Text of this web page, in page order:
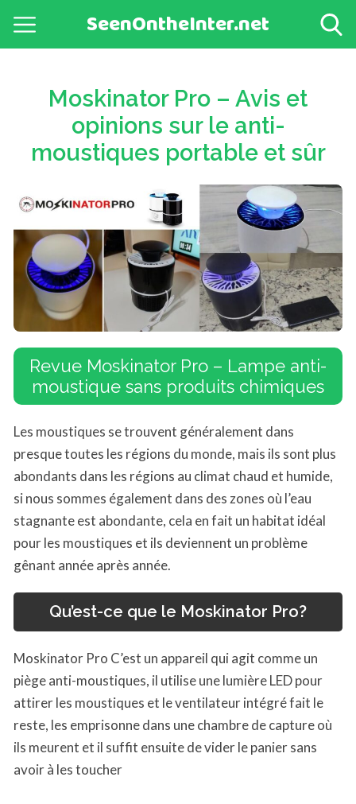
SeenOntheInter.net
Moskinator Pro – Avis et
opinions sur le anti-
moustiques portable et sûr
Revue Moskinator Pro – Lampe anti-
moustique sans produits chimiques
Les moustiques se trouvent généralement dans
presque toutes les régions du monde, mais ils sont plus
abondants dans les régions au climat chaud et humide,
si nous sommes également dans des zones où l’eau
stagnante est abondante, cela en fait un habitat idéal
pour les moustiques et ils deviennent un problème
gênant année après année.
Qu’est-ce que le Moskinator Pro?
Moskinator Pro C’est un appareil qui agit comme un
piège anti-moustiques, il utilise une lumière LED pour
attirer les moustiques et le ventilateur intégré fait le
reste, les emprisonne dans une chambre de capture où
ils meurent et il suffit ensuite de vider le panier sans
avoir à les toucher